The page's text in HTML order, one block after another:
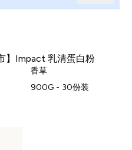
】Impact 乳清蛋白粉
香草
900G - 30份装